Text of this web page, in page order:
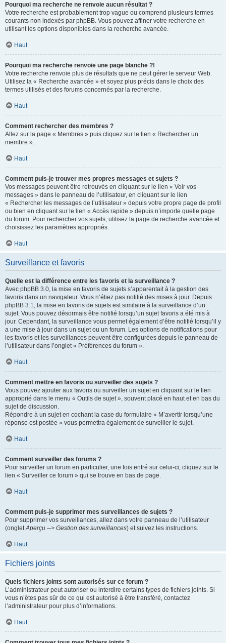
Pourquoi ma recherche ne renvoie aucun résultat ?
Votre recherche est probablement trop vague ou comprend plusieurs termes
courants non indexés par phpBB. Vous pouvez affiner votre recherche en
utilisant les options disponibles dans la recherche avancée.
Haut
Pourquoi ma recherche renvoie une page blanche ?!
Votre recherche renvoie plus de résultats que ne peut gérer le serveur Web.
Utilisez la « Recherche avancée » et soyez plus précis dans le choix des
termes utilisés et des forums concernés par la recherche.
Haut
Comment rechercher des membres ?
Allez sur la page « Membres » puis cliquez sur le lien « Rechercher un
membre ».
Haut
Comment puis-je trouver mes propres messages et sujets ?
Vos messages peuvent être retrouvés en cliquant sur le lien « Voir vos
messages » dans le panneau de l’utilisateur, en cliquant sur le lien
« Rechercher les messages de l’utilisateur » depuis votre propre page de profil
ou bien en cliquant sur le lien « Accès rapide » depuis n’importe quelle page
du forum. Pour rechercher vos sujets, utilisez la page de recherche avancée et
choisissez les paramètres appropriés.
Haut
Surveillance et favoris
Quelle est la différence entre les favoris et la surveillance ?
Avec phpBB 3.0, la mise en favoris de sujets s’apparentait à la gestion des
favoris dans un navigateur. Vous n’étiez pas notifié des mises à jour. Depuis
phpBB 3.1, la mise en favoris de sujets est similaire à la surveillance d’un
sujet. Vous pouvez désormais être notifié lorsqu’un sujet favoris a été mis à
jour. Cependant, la surveillance vous permet également d’être notifié lorsqu’il y
a une mise à jour dans un sujet ou un forum. Les options de notifications pour
les favoris et les surveillances peuvent être configurées depuis le panneau de
l’utilisateur dans l’onglet « Préférences du forum ».
Haut
Comment mettre en favoris ou surveiller des sujets ?
Vous pouvez ajouter aux favoris ou surveiller un sujet en cliquant sur le lien
approprié dans le menu « Outils de sujet », souvent placé en haut et en bas du
sujet de discussion.
Répondre à un sujet en cochant la case du formulaire « M’avertir lorsqu’une
réponse est postée » vous permettra également de surveiller le sujet.
Haut
Comment surveiller des forums ?
Pour surveiller un forum en particulier, une fois entré sur celui-ci, cliquez sur le
lien « Surveiller ce forum » qui se trouve en bas de page.
Haut
Comment puis-je supprimer mes surveillances de sujets ?
Pour supprimer vos surveillances, allez dans votre panneau de l’utilisateur
(ongletAperçu --> Gestion des surveillances) et suivez les instructions.
Haut
Fichiers joints
Quels fichiers joints sont autorisés sur ce forum ?
L’administrateur peut autoriser ou interdire certains types de fichiers joints. Si
vous n’êtes pas sûr de ce qui est autorisé à être transféré, contactez
l’administrateur pour plus d’informations.
Haut